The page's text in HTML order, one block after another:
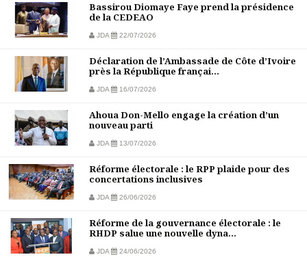
Bassirou Diomaye Faye prend la présidence
de la CEDEAO
JDA 22/07/2026
Déclaration de l’Ambassade de Côte d’Ivoire
près la République françai...
JDA 16/07/2026
Ahoua Don-Mello engage la création d’un
nouveau parti
JDA 13/07/2026
Réforme électorale : le RPP plaide pour des
concertations inclusives
JDA 26/06/2026
Réforme de la gouvernance électorale : le
RHDP salue une nouvelle dyna...
JDA 24/06/2026